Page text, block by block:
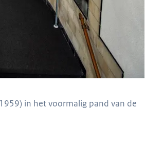
in het voormalig pand van de